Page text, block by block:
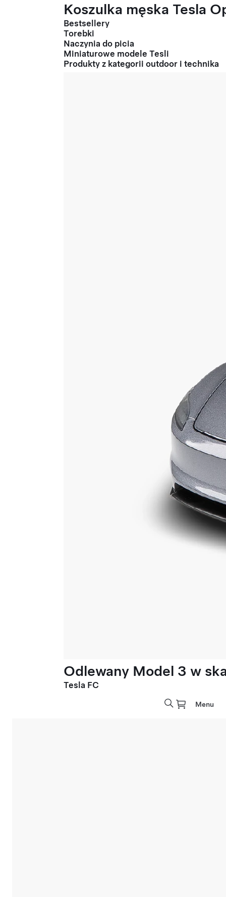
Koszulka męska Tesla
Bestsellery
Torebki
Naczynia do picia
Miniaturowe modele Tesli
Produkty z kategorii outdoor i technika
Odlewany Model 3 w
Tesla FC
Menu